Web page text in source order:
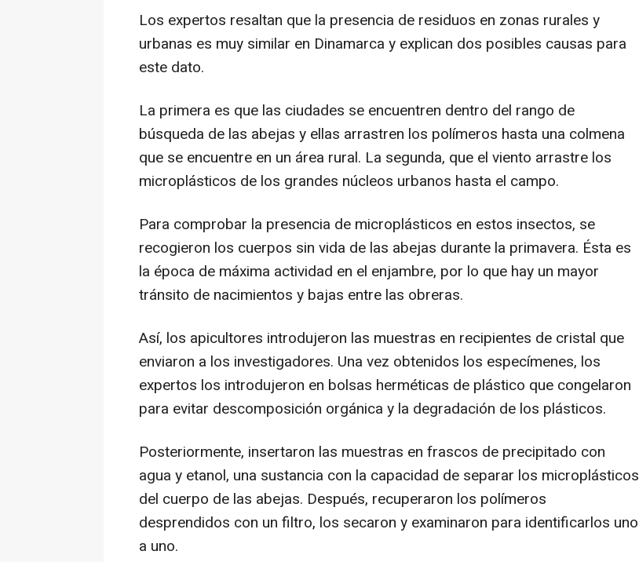
Los expertos resaltan que la presencia de residuos en zonas rurales y
urbanas es muy similar en Dinamarca y explican dos posibles causas para
este dato.
La primera es que las ciudades se encuentren dentro del rango de
búsqueda de las abejas y ellas arrastren los polímeros hasta una colmena
que se encuentre en un área rural. La segunda, que el viento arrastre los
microplásticos de los grandes núcleos urbanos hasta el campo.
Para comprobar la presencia de microplásticos en estos insectos, se
recogieron los cuerpos sin vida de las abejas durante la primavera. Ésta es
la época de máxima actividad en el enjambre, por lo que hay un mayor
tránsito de nacimientos y bajas entre las obreras.
Así, los apicultores introdujeron las muestras en recipientes de cristal que
enviaron a los investigadores. Una vez obtenidos los especímenes, los
expertos los introdujeron en bolsas herméticas de plástico que congelaron
para evitar descomposición orgánica y la degradación de los plásticos.
Posteriormente, insertaron las muestras en frascos de precipitado con
agua y etanol, una sustancia con la capacidad de separar los microplásticos
del cuerpo de las abejas. Después, recuperaron los polímeros
desprendidos con un filtro, los secaron y examinaron para identificarlos uno
a uno.